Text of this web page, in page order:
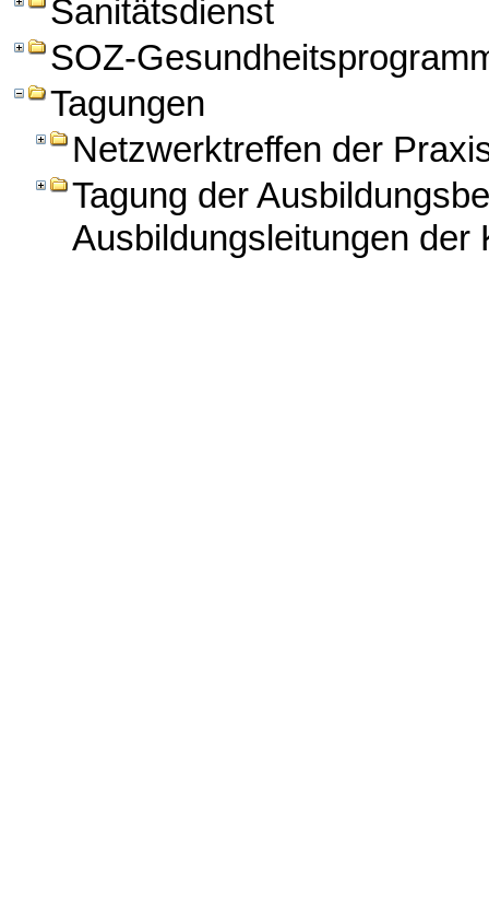
Sanitätsdienst
SOZ-
Tagungen
Netzwerktreffen der
Tagung der
Ausbildungsleitungen der